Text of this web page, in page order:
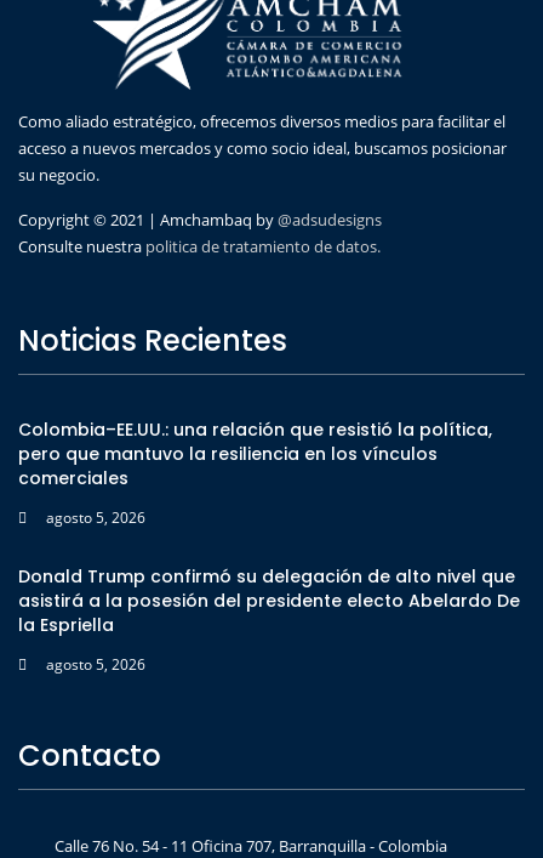
Como aliado estratégico, ofrecemos diversos medios para facilitar el
acceso a nuevos mercados y como socio ideal, buscamos posicionar
su negocio.
Copyright © 2021 | Amchambaq by@adsudesigns
Consulte nuestra politica de tratamiento de datos.
Noticias Recientes
Colombia–EE.UU.: una relación que resistió la política,
pero que mantuvo la resiliencia en los vínculos
comerciales
agosto 5, 2026
Donald Trump confirmó su delegación de alto nivel que
asistirá a la posesión del presidente electo Abelardo De
la Espriella
agosto 5, 2026
Contacto
Calle 76 No. 54 - 11 Oficina 707, Barranquilla - Colombia